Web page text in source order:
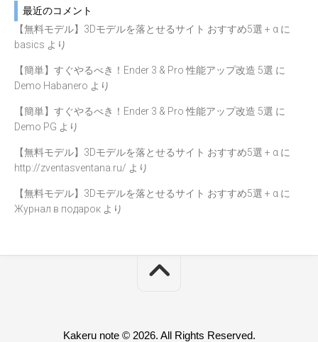
最近のコメント
【無料モデル】3Dモデルを落とせるサイト おすすめ5選 + α に
basics より
【簡単】すぐやるべき！Ender 3 & Pro 性能アップ改造 5選 に
Demo Habanero より
【簡単】すぐやるべき！Ender 3 & Pro 性能アップ改造 5選 に
Demo PG より
【無料モデル】3Dモデルを落とせるサイト おすすめ5選 + α に
http://zventasventana.ru/ より
【無料モデル】3Dモデルを落とせるサイト おすすめ5選 + α に
Журнал в подарок より
Kakeru note © 2026. All Rights Reserved.